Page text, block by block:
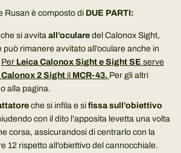
Rusan è composto di DUE PARTI:
che si avvita all’oculare del Calonox Sight,
può rimanere avvitato all’oculare anche in
Per Leica Calonox Sight e Sight SE serve
2 Sight il MCR-43. Per gli altri
alla pagina.
che si infila e si fissa sull’obiettivo
con il dito l’apposita levetta una volta
corsa, assicurandosi di centrarlo con la
12 rispetto all’obiettivo del cannocchiale.